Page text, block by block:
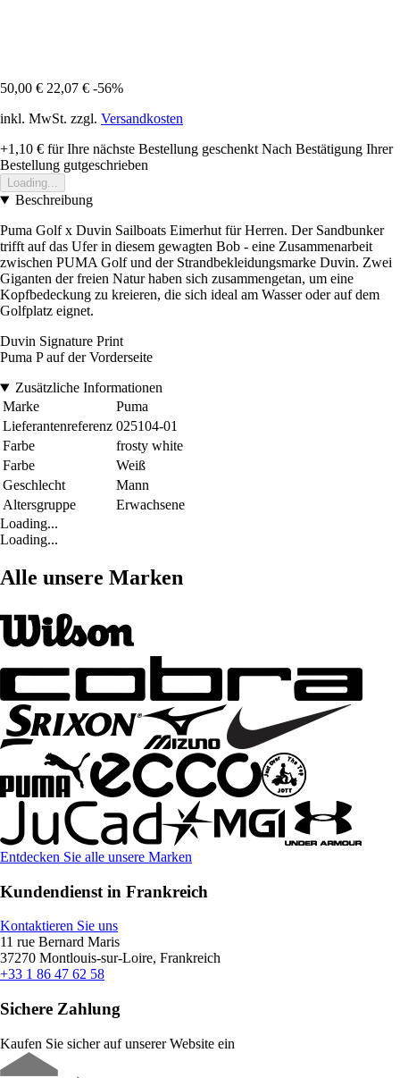
50,00 € 22,07 € -56%
inkl. MwSt. zzgl. Versandkosten
+1,10 € für Ihre nächste Bestellung geschenkt Nach Bestätigung Ihrer
Bestellung gutgeschrieben
Loading...
Beschreibung
Puma Golf x Duvin Sailboats Eimerhut für Herren. Der Sandbunker
trifft auf das Ufer in diesem gewagten Bob - eine Zusammenarbeit
zwischen PUMA Golf und der Strandbekleidungsmarke Duvin. Zwei
Giganten der freien Natur haben sich zusammengetan, um eine
Kopfbedeckung zu kreieren, die sich ideal am Wasser oder auf dem
Golfplatz eignet.
Duvin Signature Print
Puma P auf der Vorderseite
Zusätzliche Informationen
Marke
Puma
Lieferantenreferenz 025104-01
Farbe
frosty white
Farbe
Weiß
Geschlecht
Mann
Altersgruppe
Erwachsene
Loading...
Loading...
Alle unsere Marken
Entdecken Sie alle unsere Marken
Kundendienst in Frankreich
Kontaktieren Sie uns
11 rue Bernard Maris
37270 Montlouis-sur-Loire, Frankreich
+33 1 86 47 62 58
Sichere Zahlung
Kaufen Sie sicher auf unserer Website ein